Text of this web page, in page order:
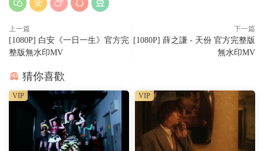
上一篇
[1080P] 白安《一日一生》官方完
整版無水印MV
下一篇
[1080P] 薛之謙 - 天份 官方完整版
無水印MV
猜你喜歡
VIP VIP